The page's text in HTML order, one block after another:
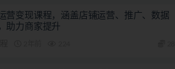
营变现课程，涵盖店铺运营、推广、数据
助力商家提升